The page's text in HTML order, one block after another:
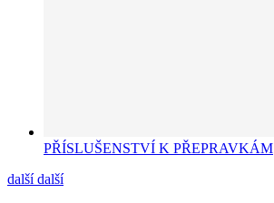
PŘÍSLUŠENSTVÍ K PŘEPRAVKÁM
další další